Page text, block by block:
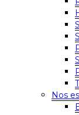
Nos